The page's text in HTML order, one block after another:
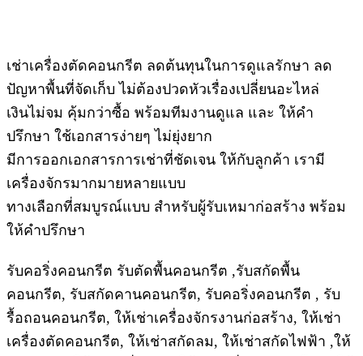
เช่าเครื่องตัดคอนกรีต ลดต้นทุนในการดูแลรักษา ลด
ปัญหาพื้นที่จัดเก็บ ไม่ต้องปวดหัวเรื่องเปลี่ยนอะไหล่
เงินไม่จม คุ้มกว่าซื้อ พร้อมทีมงานดูแล และ ให้คำ
ปรึกษา ใช้เอกสารง่ายๆ ไม่ยุ่งยาก
มีการออกเอกสารการเช่าที่ชัดเจน ให้กับลูกค้า เรามี
เครื่องจักรมากมายหลายแบบ
ทางเลือกที่สมบูรณ์แบบ สำหรับผู้รับเหมาก่อสร้าง พร้อม
ให้คำปรึกษา
รับคอริ่งคอนกรีต รับตัดพื้นคอนกรีต ,รับสกัดพื้น
คอนกรีต, รับสกัดคานคอนกรีต, รับคอริ่งคอนกรีต , รับ
รื้อถอนคอนกรีต, ให้เช่าเครื่องจักรงานก่อสร้าง, ให้เช่า
เครื่องตัดคอนกรีต, ให้เช่าสกัดลม, ให้เช่าสกัดไฟฟ้า ,ให้